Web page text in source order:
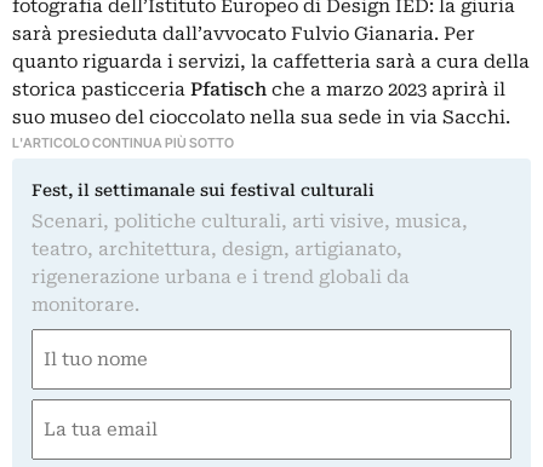
fotografia dell’Istituto Europeo di Design IED: la giuria
sarà presieduta dall’avvocato Fulvio Gianaria. Per
quanto riguarda i servizi, la caffetteria sarà a cura della
storica pasticceria Pfatisch che a marzo 2023 aprirà il
suo museo del cioccolato nella sua sede in via Sacchi.
L'ARTICOLO CONTINUA PIÙ SOTTO
Fest, il settimanale sui festival culturali
Scenari, politiche culturali, arti visive, musica,
teatro, architettura, design, artigianato,
rigenerazione urbana e i trend globali da
monitorare.
(Required)
First
(Required)